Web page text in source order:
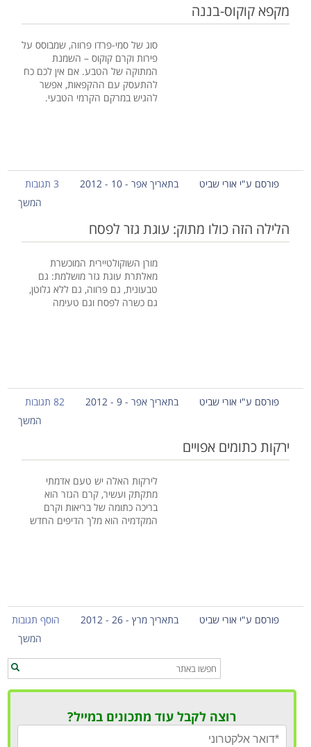
מקפא קוקוס-בננה
סוג של סמי-פרדו פרווה, שמבוסס על
פירות וקרם קוקוס – השמנת
המתוקה של הטבע. אם אין לכם כח
להתעסק עם ההקפאות, אפשר
להגיש במרקם הקרמי הטבעי.
פורסם ע"י אורי שביט בתאריך אפר - 10 - 2012
3 תגובות
המשך
הלילה הזה כולו מתוק: עוגת גזר לפסח
מורן השוקולטיירית המוכשרת
מאלתרת עוגת גזר מושלמת: גם
טבעונית, גם פרווה, גם ללא גלוטן,
גם כשרה לפסח וגם טעימה
פורסם ע"י אורי שביט בתאריך אפר - 9 - 2012
82 תגובות
המשך
ירקות כתומים אפויים
לירקות האלה יש טעם אדמתי
מתקתק ועשיר, קרם הגזר הוא
בריכה כתומה של בריאות וקרם
המקדמיה הוא מלך הדיפים החדש
פורסם ע"י אורי שביט בתאריך מרץ - 26 - 2012
הוסף תגובות
המשך
רוצה לקבל עוד מתכונים במייל?